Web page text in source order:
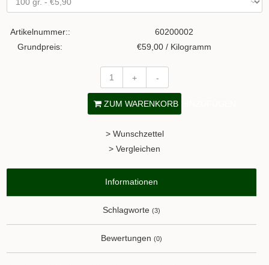
Artikelnummer::
60200002
Grundpreis:
€59,00 / Kilogramm
+ -
ZUM WARENKORB HINZUFÜGEN
> Wunschzettel
> Vergleichen
Informationen
Schlagworte (3)
Bewertungen (0)